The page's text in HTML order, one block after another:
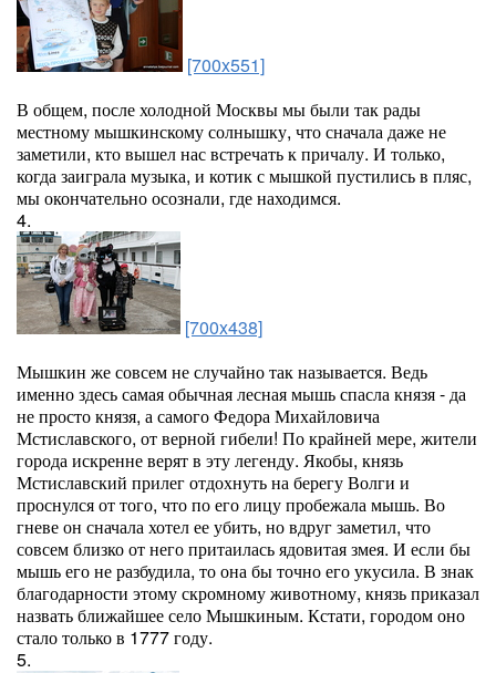
[700x551]
В общем, после холодной Москвы мы были так рады
местному мышкинскому солнышку, что сначала даже не
заметили, кто вышел нас встречать к причалу. И только,
когда заиграла музыка, и котик с мышкой пустились в пляс,
мы окончательно осознали, где находимся.
4.
[700x438]
Мышкин же совсем не случайно так называется. Ведь
именно здесь самая обычная лесная мышь спасла князя - да
не просто князя, а самого Федора Михайловича
Мстиславского, от верной гибели! По крайней мере, жители
города искренне верят в эту легенду. Якобы, князь
Мстиславский прилег отдохнуть на берегу Волги и
проснулся от того, что по его лицу пробежала мышь. Во
гневе он сначала хотел ее убить, но вдруг заметил, что
совсем близко от него притаилась ядовитая змея. И если бы
мышь его не разбудила, то она бы точно его укусила. В знак
благодарности этому скромному животному, князь приказал
назвать ближайшее село Мышкиным. Кстати, городом оно
стало только в 1777 году.
5.